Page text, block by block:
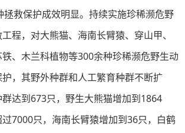
拯救保护成效明显。持续实施珍稀濒危野
程，对大熊猫、海南长臂猿、穿山甲、
、木兰科植物等300余种珍稀濒危野生动
，其野外种群和人工繁育种群不断扩
达到673只，野生大熊猫增加到1864
7000只，海南长臂猿增加到36只，白鹤